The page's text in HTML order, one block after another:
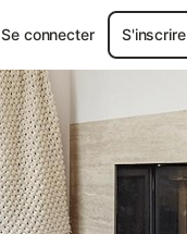
Se connecter S'inscrire